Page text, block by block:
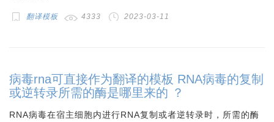
翻译模板 4333 2023-03-11
病毒rna可直接作为翻译的模板 RNA病毒的复制
或逆转录所需的酶是哪里来的 ？
RNA病毒在宿主细胞内进行RNA复制或者逆转录时，所需的酶